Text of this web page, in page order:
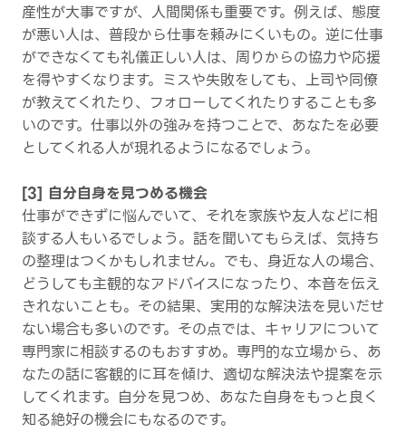
産性が大事ですが、人間関係も重要です。例えば、態度
が悪い人は、普段から仕事を頼みにくいもの。逆に仕事
ができなくても礼儀正しい人は、周りからの協力や応援
を得やすくなります。ミスや失敗をしても、上司や同僚
が教えてくれたり、フォローしてくれたりすることも多
いのです。仕事以外の強みを持つことで、あなたを必要
としてくれる人が現れるようになるでしょう。
[3] 自分自身を見つめる機会
仕事ができずに悩んでいて、それを家族や友人などに相
談する人もいるでしょう。話を聞いてもらえば、気持ち
の整理はつくかもしれません。でも、身近な人の場合、
どうしても主観的なアドバイスになったり、本音を伝え
きれないことも。その結果、実用的な解決法を見いだせ
ない場合も多いのです。その点では、キャリアについて
専門家に相談するのもおすすめ。専門的な立場から、あ
なたの話に客観的に耳を傾け、適切な解決法や提案を示
してくれます。自分を見つめ、あなた自身をもっと良く
知る絶好の機会にもなるのです。